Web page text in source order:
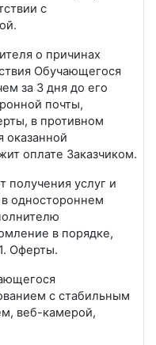
с
о причинах
Обучающегося
за 3 дня до его
почты,
в противном
оказанной
оплате Заказчиком.
получения услуг и
одностороннем
в порядке,
Оферты.
с стабильным
веб-камерой,